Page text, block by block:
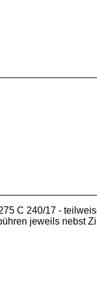
C 240/17 -
jeweils nebst